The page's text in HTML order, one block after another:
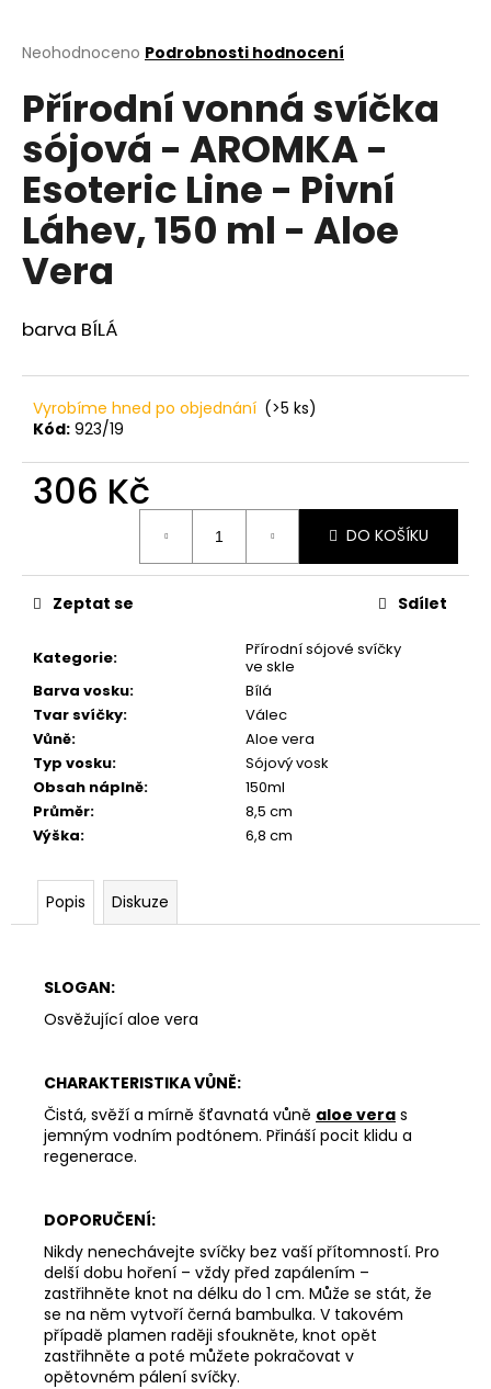
Průměrné
produktu
je
z
5
hvězdiček.
Neohodnoceno Podrobnosti hodnocení
Přírodní vonná svíčka
sójová - AROMKA -
Esoteric Line - Pivní
Láhev, 150 ml - Aloe
Vera
barva BÍLÁ
Vyrobíme hned po objednání (>5 ks)
Kód: 923/19
306 Kč
DO KOŠÍKU
Kategorie:
Přírodní sójové svíčky
ve skle
Barva vosku:
Bílá
Tvar svíčky:
Válec
Vůně:
Aloe vera
Typ vosku:
Sójový vosk
Obsah náplně:
150ml
Průměr:
8,5 cm
Výška: 6,8 cm
Zeptat se Sdílet
Popis Diskuze
SLOGAN:
Osvěžující aloe vera
CHARAKTERISTIKA VŮNĚ:
Čistá, svěží a mírně šťavnatá vůně aloe vera s
jemným vodním podtónem. Přináší pocit klidu a
regenerace.
DOPORUČENÍ:
Nikdy nenechávejte svíčky bez vaší přítomností. Pro
delší dobu hoření – vždy před zapálením –
zastřihněte knot na délku do 1 cm. Může se stát, že
se na něm vytvoří černá bambulka. V takovém
případě plamen raději sfoukněte, knot opět
zastřihněte a poté můžete pokračovat v
opětovném pálení svíčky.
j
t
?
o
p
o
u
č
e
m
e
PŘÍRODNÍ
VONNÁ
SVÍČKA
SÓJOVÁ
AROMKA
RECYKLOVANÉ
SKLO,
250
MEDUŇKA
257